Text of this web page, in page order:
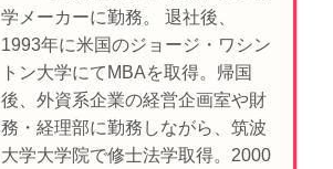
学メーカーに勤務。 退社後、
1993年に米国のジョージ・ワシン
トン大学にてMBAを取得。帰国
後、外資系企業の経営企画室や財
務・経理部に勤務しながら、筑波
大学大学院で修士法学取得。2000